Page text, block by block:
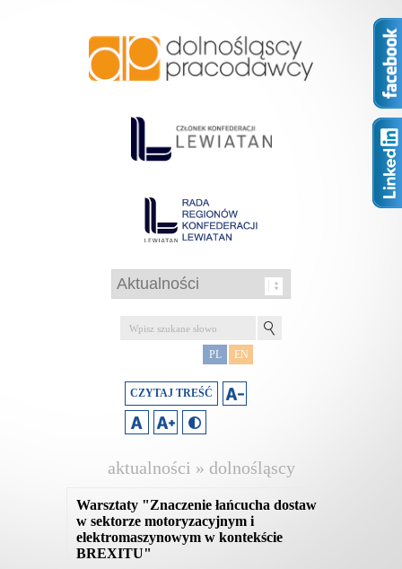
PL EN
CZYTAJ TREŚĆ
aktualności » dolnośląscy
Warsztaty "Znaczenie łańcucha dostaw
w sektorze motoryzacyjnym i
elektromaszynowym w kontekście
BREXITU"